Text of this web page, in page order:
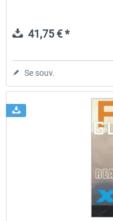
41,75 € *
Se souv.